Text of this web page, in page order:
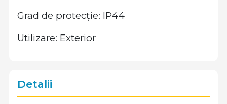
Grad de protecție: IP44
Utilizare: Exterior
Detalii